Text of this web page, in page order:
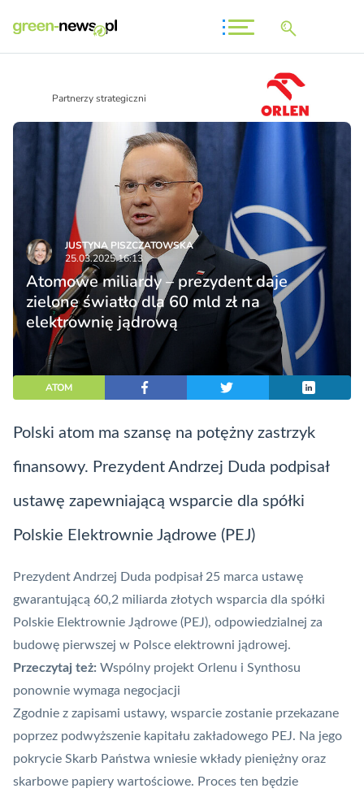
Partnerzy strategiczni
JUSTYNA PISZCZATOWSKA
25.03.2025 16:13
Atomowe miliardy – prezydent daje
zielone światło dla 60 mld zł na
elektrownię jądrową
ATOM
Polski atom ma szansę na potężny zastrzyk
finansowy. Prezydent Andrzej Duda podpisał
ustawę zapewniającą wsparcie dla spółki
Polskie Elektrownie Jądrowe (PEJ)
Prezydent Andrzej Duda podpisał 25 marca ustawę
gwarantującą 60,2 miliarda złotych wsparcia dla spółki
Polskie Elektrownie Jądrowe (PEJ), odpowiedzialnej za
budowę pierwszej w Polsce elektrowni jądrowej.
Przeczytaj też: Wspólny projekt Orlenu i Synthosu
ponownie wymaga negocjacji
Zgodnie z zapisami ustawy, wsparcie zostanie przekazane
poprzez podwyższenie kapitału zakładowego PEJ. Na jego
pokrycie Skarb Państwa wniesie wkłady pieniężny oraz
skarbowe papiery wartościowe. Proces ten będzie